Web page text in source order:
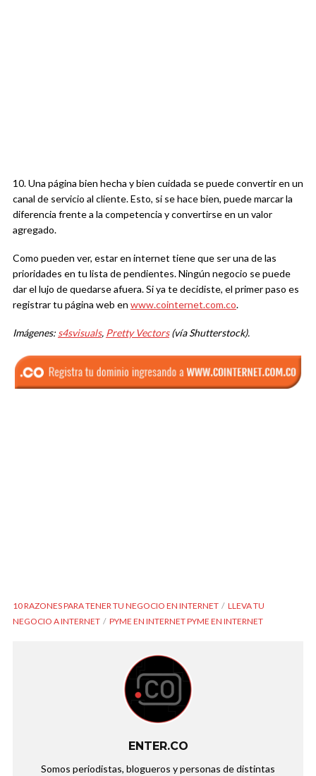
10. Una página bien hecha y bien cuidada se puede convertir en un
canal de servicio al cliente. Esto, si se hace bien, puede marcar la
diferencia frente a la competencia y convertirse en un valor
agregado.
Como pueden ver, estar en internet tiene que ser una de las
prioridades en tu lista de pendientes. Ningún negocio se puede
dar el lujo de quedarse afuera. Si ya te decidiste, el primer paso es
registrar tu página web en www.cointernet.com.co.
Imágenes: s4svisuals, Pretty Vectors(vía Shutterstock).
10 RAZONES PARA TENER TU NEGOCIO EN INTERNET
LLEVA TU
NEGOCIO A INTERNET
PYME EN INTERNET PYME EN INTERNET
ENTER.CO
Somos periodistas, blogueros y personas de distintas